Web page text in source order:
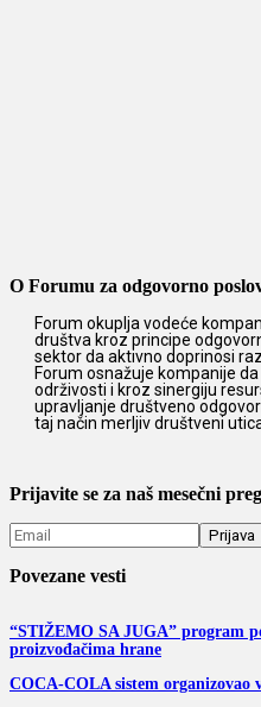
O Forumu za odgovorno
Forum okuplja vodeće
društva kroz principe
sektor da aktivno doprinosi
Forum osnažuje kompanije
održivosti i kroz sinergiju
upravljanje društveno
taj način merljiv društveni
Prijavite se za naš mesečni
Povezane vesti
“STIŽEMO SA JUGA” program
proizvođačima hrane
COCA-COLA sistem organizovao